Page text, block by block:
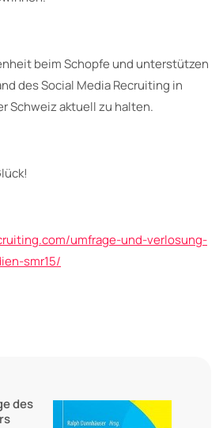
beim Schopfe und unterstützen
des Social Media Recruiting in
Schweiz aktuell zu halten.
umfrage-und-verlosung-
smr15/
des